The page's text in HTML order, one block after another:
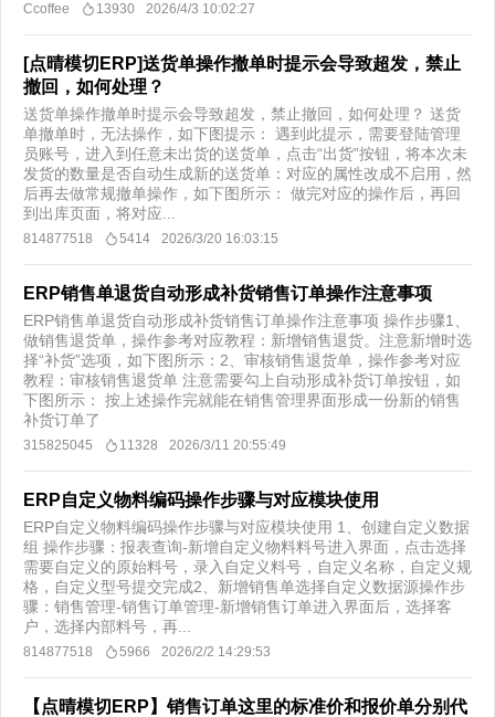
Ccoffee 13930 2026/4/3 10:02:27
[点晴模切ERP]送货单操作撤单时提示会导致超发，禁止
撤回，如何处理？
送货单操作撤单时提示会导致超发，禁止撤回，如何处理？ 送货
单撤单时，无法操作，如下图提示： 遇到此提示，需要登陆管理
员账号，进入到任意未出货的送货单，点击“出货”按钮，将本次未
发货的数量是否自动生成新的送货单：对应的属性改成不启用，然
后再去做常规撤单操作，如下图所示： 做完对应的操作后，再回
到出库页面，将对应...
814877518 5414 2026/3/20 16:03:15
ERP销售单退货自动形成补货销售订单操作注意事项
ERP销售单退货自动形成补货销售订单操作注意事项 操作步骤1、
做销售退货单，操作参考对应教程：新增销售退货。注意新增时选
择“补货”选项，如下图所示：2、审核销售退货单，操作参考对应
教程：审核销售退货单 注意需要勾上自动形成补货订单按钮，如
下图所示： 按上述操作完就能在销售管理界面形成一份新的销售
补货订单了
315825045 11328 2026/3/11 20:55:49
ERP自定义物料编码操作步骤与对应模块使用
ERP自定义物料编码操作步骤与对应模块使用 1、创建自定义数据
组 操作步骤：报表查询-新增自定义物料料号进入界面，点击选择
需要自定义的原始料号，录入自定义料号，自定义名称，自定义规
格，自定义型号提交完成2、新增销售单选择自定义数据源操作步
骤：销售管理-销售订单管理-新增销售订单进入界面后，选择客
户，选择内部料号，再...
814877518 5966 2026/2/2 14:29:53
【点晴模切ERP】销售订单这里的标准价和报价单分别代